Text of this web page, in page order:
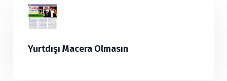
Yurtdışı Macera Olmasın